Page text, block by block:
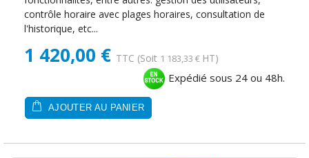
contrôle horaire avec plages horaires, consultation de
l'historique, etc...
1 420,00 € TTC (Soit 1 183,33 € HT)
Expédié sous 24 ou 48h.
AJOUTER AU PANIER